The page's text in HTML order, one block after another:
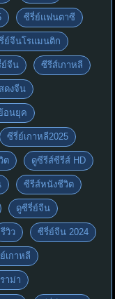
ซีรี่ย์แฟนตาซี
ย์จีนโรแมนติก
ย์จีน ซีรีส์เกาหลี
ดงจีน
อนยุค
ซีรี่ย์เกาหลี2025
ต ดูซีรีส์ซีรีส์ HD
ซีรีส์หนังชีวิต
ดูซีรี่ย์จีน
รีวิว ซีรี่ย์จีน 2024
เกาหลี
าม่า